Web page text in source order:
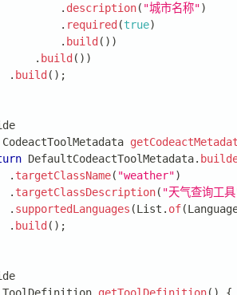
. description( "城市名称")
. required (true)
. build ( ) )
. build ( ) )
. build ( ) ;
CodeactToolMetadata
DefaultCodeactToolMetadata.
. targetClassName( "weather")
. targetClassDescription( "天气查询工
. supportedLanguages (List . of(
. build ( ) ;